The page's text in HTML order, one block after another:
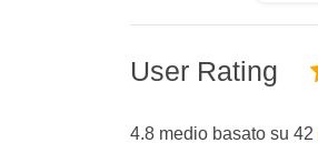
User Rating
4.8 medio basato su 42